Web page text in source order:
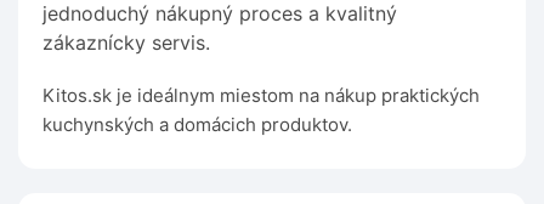
jednoduchý nákupný proces a kvalitný
zákaznícky servis.
Kitos.sk je ideálnym miestom na nákup praktických
kuchynských a domácich produktov.